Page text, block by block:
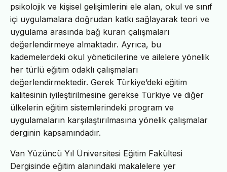
psikolojik ve kişisel gelişimlerini ele alan, okul ve sınıf
içi uygulamalara doğrudan katkı sağlayarak teori ve
uygulama arasında bağ kuran çalışmaları
değerlendirmeye almaktadır. Ayrıca, bu
kademelerdeki okul yöneticilerine ve ailelere yönelik
her türlü eğitim odaklı çalışmaları
değerlendirmektedir. Gerek Türkiye’deki eğitim
kalitesinin iyileştirilmesine gerekse Türkiye ve diğer
ülkelerin eğitim sistemlerindeki program ve
uygulamaların karşılaştırılmasına yönelik çalışmalar
derginin kapsamındadır.
Van Yüzüncü Yıl Üniversitesi Eğitim Fakültesi
Dergisinde eğitim alanındaki makalelere yer